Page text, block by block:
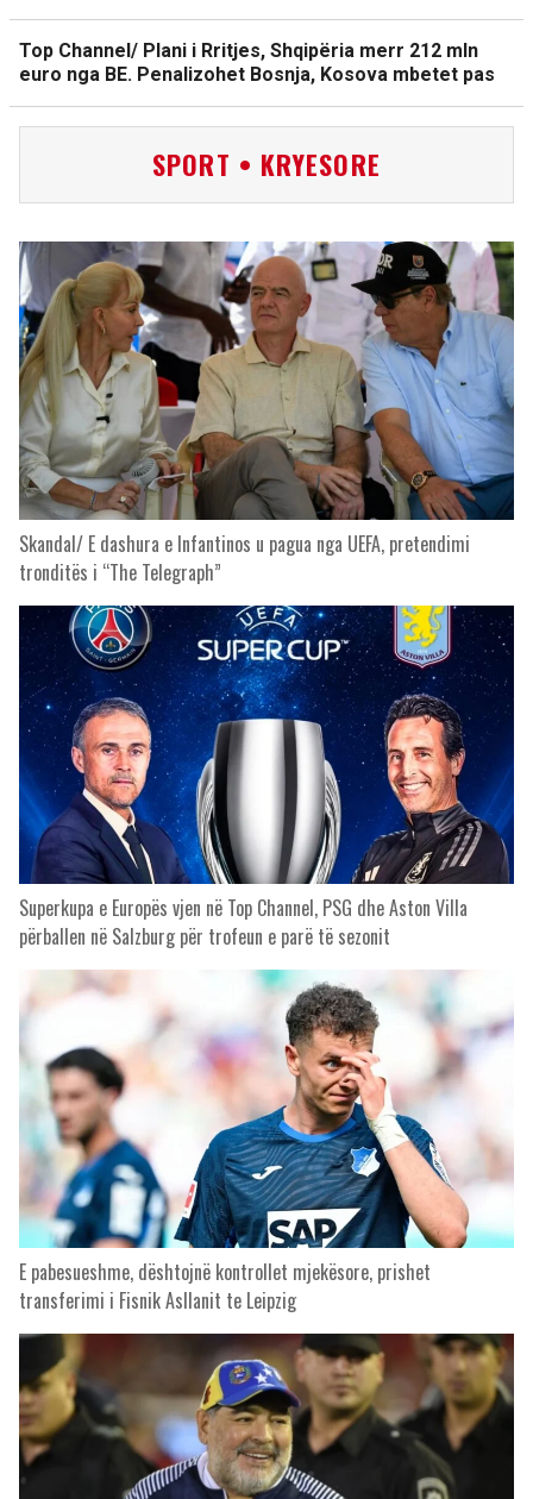
Top Channel/ Plani i Rritjes, Shqipëria merr 212 mln
euro nga BE. Penalizohet Bosnja, Kosova mbetet pas
SPORT • KRYESORE
Skandal/ E dashura e Infantinos u pagua nga UEFA, pretendimi
tronditës i “The Telegraph”
Superkupa e Europës vjen në Top Channel, PSG dhe Aston Villa
përballen në Salzburg për trofeun e parë të sezonit
E pabesueshme, dështojnë kontrollet mjekësore, prishet
transferimi i Fisnik Asllanit te Leipzig